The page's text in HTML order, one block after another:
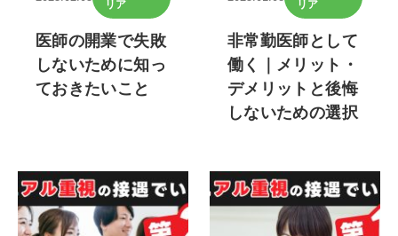
リア
医師の開業で失敗
しないために知っ
ておきたいこと
リア
非常勤医師として
働く｜メリット・
デメリットと後悔
しないための選択